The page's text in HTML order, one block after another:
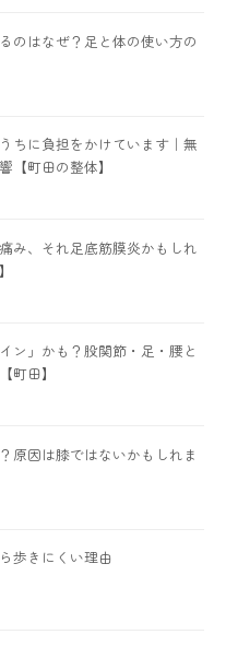
のはなぜ？足と体の使い方の
ちに負担をかけています｜無
【町田の整体】
み、それ足底筋膜炎かもしれ
ン」かも？股関節・足・腰と
町田】
原因は膝ではないかもしれま
歩きにくい理由